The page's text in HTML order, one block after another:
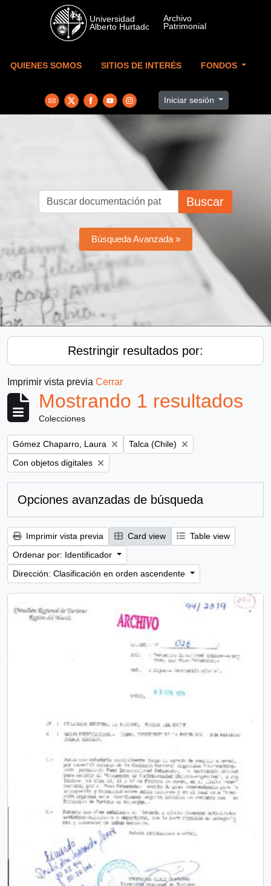
Skip to main content
QUIENES SOMOS SITIOS DE INTERÉS FONDOS
Iniciar sesión
Buscar
Búsqueda Avanzada »
Restringir resultados por:
Imprimir vista previa Cerrar
Mostrando 1 resultados
Colecciones
Remove filter:
Gómez Chaparro, Laura Remove filter:
Talca (Chile)
Remove filter:
Con objetos digitales
Opciones avanzadas de búsqueda
Imprimir vista previa Card view
Table view
Ordenar por: Identificador
Dirección: Clasificación en orden ascendente